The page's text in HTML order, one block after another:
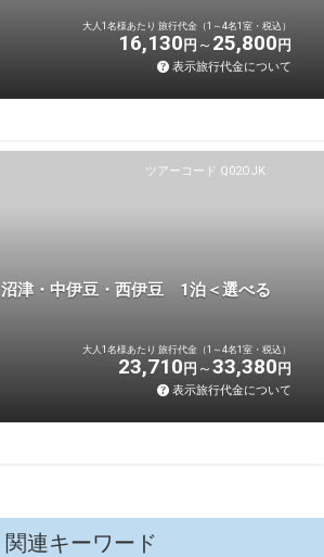
大人1名様あたり 旅行代金（1～4名1室・税込）
16,130 円 25,800 円
表示旅行代金について
ツアーコード Q02OJK
津・中伊豆・西伊豆 1泊＜選べる
大人1名様あたり 旅行代金（1～4名1室・税込）
23,710 円 33,380 円
表示旅行代金について
関連キーワード